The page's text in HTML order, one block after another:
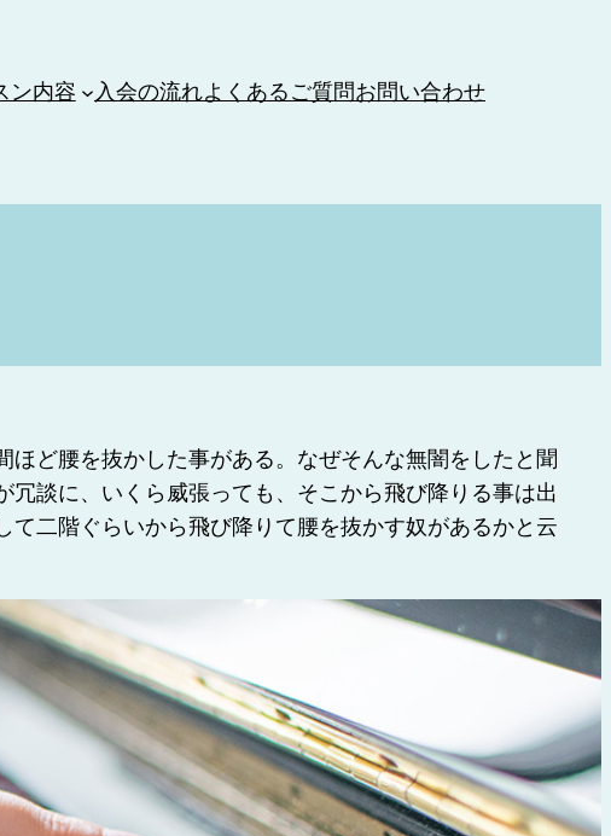
ン内容 入会の流れよくあるご質問お問い合わせ
ど腰を抜かした事がある。なぜそんな無闇をしたと聞
談に、いくら威張っても、そこから飛び降りる事は出
二階ぐらいから飛び降りて腰を抜かす奴があるかと云